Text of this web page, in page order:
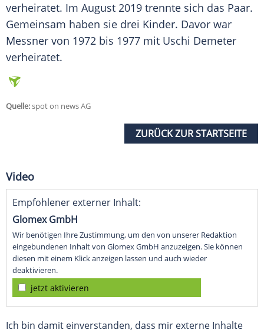
verheiratet. Im August 2019 trennte sich das Paar.
Gemeinsam haben sie drei Kinder. Davor war
Messner von 1972 bis 1977 mit Uschi Demeter
verheiratet.
Quelle:spot on news AG
ZURÜCK ZUR STARTSEITE
Video
Empfohlener externer Inhalt:
Glomex GmbH
Wir benötigen Ihre Zustimmung, um den von unserer Redaktion
eingebundenen Inhalt von Glomex GmbH anzuzeigen. Sie können
diesen mit einem Klick anzeigen lassen und auch wieder
deaktivieren.
jetzt aktivieren
Ich bin damit einverstanden, dass mir externe Inhalte